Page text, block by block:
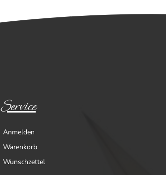
Service
Anmelden
Warenkorb
Wunschzettel